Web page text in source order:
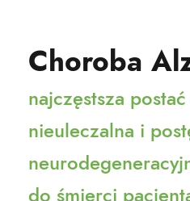
Choroba
najczęstsza
nieuleczalna i
do śmierci